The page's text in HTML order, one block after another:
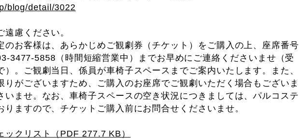
blog/detail/3022
慮ください。
お客様は、あらかじめご観劇券（チケット）をご購入の上、座席番号
3477-5858（時間短縮営業中）までお早めにご連絡くださいませ（受
）。ご観劇当日、係員が車椅子スペースまでご案内いたします。また、
りがございますため、ご購入のお座席でご観劇いただく場合もございま
いませ。なお、車椅子スペースの空き状況につきましては、パルコステ
りますので、チケットご購入前にお問合せくださいませ。
ックリスト（PDF 277.7 KB）